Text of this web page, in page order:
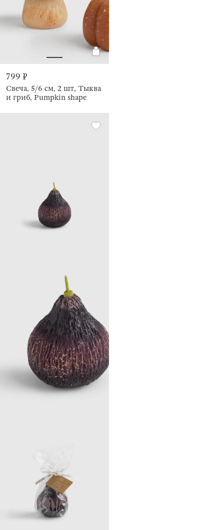
799 ₽
Свеча, 5/6 см, 2 шт, Тыква
и гриб, Pumpkin shape